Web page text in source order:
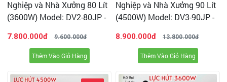
Vì vậy, chọn máy hút bụi bạn sẽ yên tâm hơn khi vệ sinh
Nghiệp và Nhà Xưởng 80 Lít
(3600W) Model: DV2-80JP -
7.800.000đ 9.600.000đ
Thêm Vào Giỏ Hàng
Nghiệp và Nhà Xưởng 90 Lít
(4500W) Model: DV3-90JP -
8.900.000đ 13.800.000đ
Thêm Vào Giỏ Hàng